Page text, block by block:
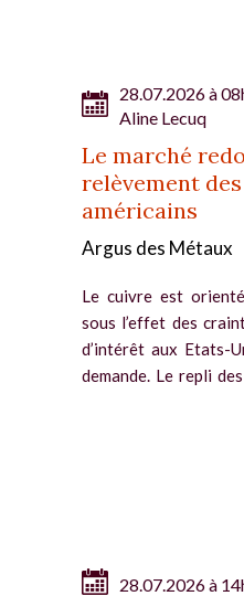
28.07.2026 à
Aline Lecuq
Le marché
relèvement
américains
Argus des Métaux
Le cuivre est
sous l’effet des
d’intérêt aux Etats-
demande. Le repli
28.07.2026 à